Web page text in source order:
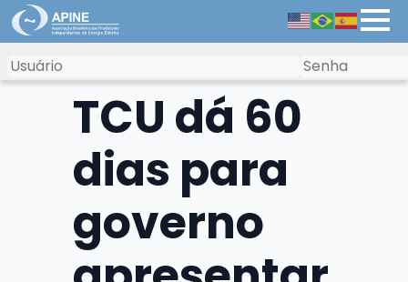
TCU dá 60
dias para
governo